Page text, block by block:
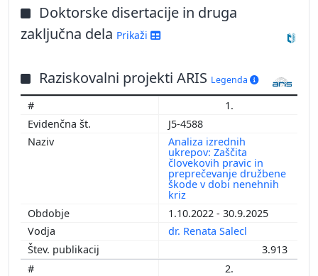
Doktorske disertacije in druga
zaključna dela Prikaži
Raziskovalni projekti ARIS Legenda
1.
J5-4588
Analiza izrednih
ukrepov: Zaščita
človekovih pravic in
preprečevanje družbene
škode v dobi nenehnih
kriz
1.10.2022 - 30.9.2025
dr. Renata Salecl
3.913
2.